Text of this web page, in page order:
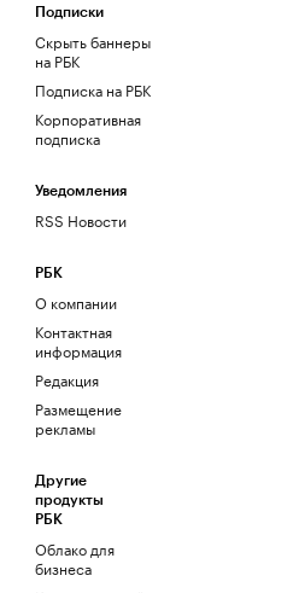
Подписки
Скрыть баннеры
на РБК
Подписка на РБК
Корпоративная
подписка
Уведомления
RSS Новости
РБК
О компании
Контактная
информация
Редакция
Размещение
рекламы
Другие
продукты
РБК
Облако для
бизнеса